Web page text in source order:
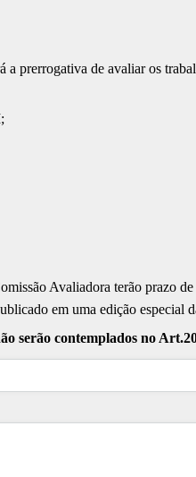
prerrogativa de avaliar os
Avaliadora terão prazo
em uma edição especial
serão contemplados no